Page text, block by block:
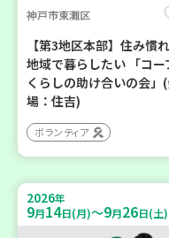
神戸市東灘区
【第3地区本部】住み慣
地域で暮らしたい 「コー
くらしの助け合いの会」
場：住吉)
ボランティア
2026年
9月14日(月)～9月26日(土)